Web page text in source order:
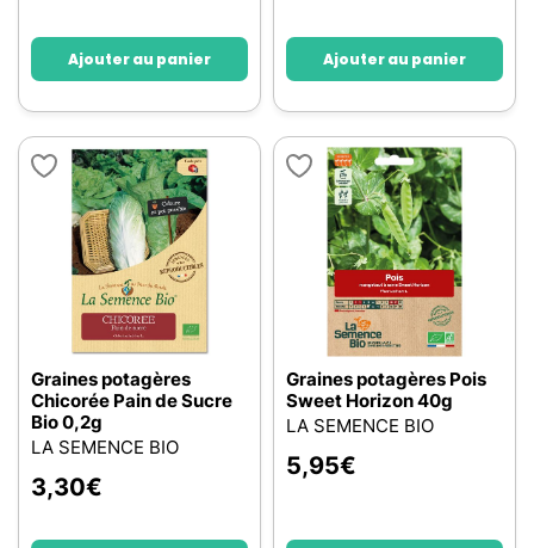
Ajouter au panier Ajouter au panier
Graines potagères
Chicorée Pain de Sucre
Bio 0,2g
LA SEMENCE BIO
3,30€
Graines potagères Pois
Sweet Horizon 40g
LA SEMENCE BIO
5,95€